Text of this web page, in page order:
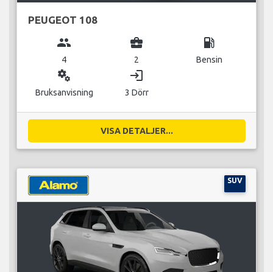
PEUGEOT 108
group
4
business_center
2
local_gas_station
Bensin
miscellaneous_services
Bruksanvisning
login
3 Dörr
VISA DETALJER...
SUV